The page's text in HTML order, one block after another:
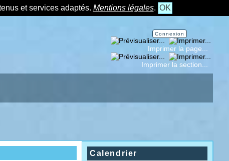
et services adaptés. Mentions légales. OK
Imprimer la page...
Imprimer la section...
Connexion
Calendrier